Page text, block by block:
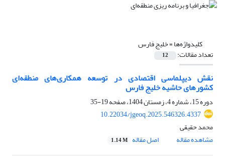
کلیدواژه‌ها =خلیج فارس
تعداد مقالات: 12
نقش دیپلماسی اقتصادی در توسعه همکاری‌های منطقه‌ای
کشورهای حاشیه خلیج فارس
دوره 15، شماره 4، زمستان 1404، صفحه
19-35
10.22034/jgeoq.2025.546326.4337
محمد حقیقی
مشاهده مقاله
اصل مقاله 1.14 M